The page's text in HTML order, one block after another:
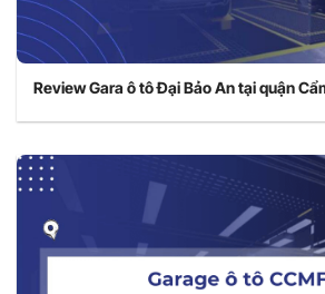
Review Gara ô tô Đại Bảo An tại quận